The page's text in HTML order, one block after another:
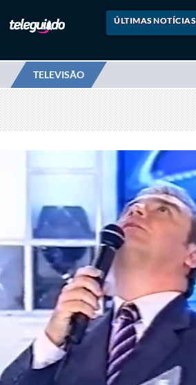
ÚLTIMAS NOTÍCIAS
TELEVISÃO